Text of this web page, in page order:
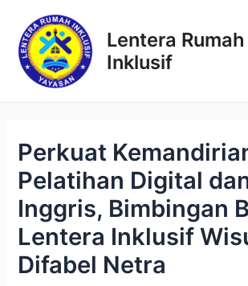
konten
Lentera Rumah
Inklusif
Perkuat
Pelatihan Digital
Inggris, Bimbingan
Lentera Inklusif
Difabel Netra